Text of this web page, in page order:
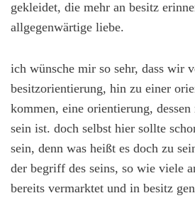
gekleidet, die mehr an besitz
allgegenwärtige liebe.
ich wünsche mir so sehr, dass wir
besitzorientierung, hin zu einer
kommen, eine orientierung, dessen
sein ist. doch selbst hier sollte
sein, denn was heißt es doch zu
der begriff des seins, so wie viele
bereits vermarktet und in besitz